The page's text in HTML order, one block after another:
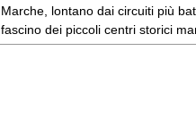
Marche, lontano dai circuiti più
fascino dei piccoli centri storici